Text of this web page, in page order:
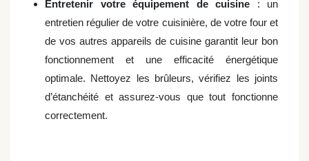
Entretenir votre équipement de cuisine : un
entretien régulier de votre cuisinière, de votre four et
de vos autres appareils de cuisine garantit leur bon
fonctionnement et une efficacité énergétique
optimale. Nettoyez les brûleurs, vérifiez les joints
d’étanchéité et assurez-vous que tout fonctionne
correctement.